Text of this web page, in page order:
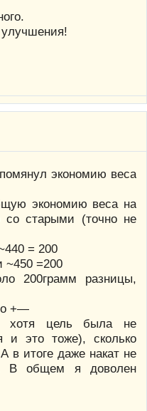
экономию веса
экономию веса на
со старыми (точно не
= 200
~450 =200
200грамм разницы,
+—
хотя цель была не
и это тоже), сколько
в итоге даже накат не
В общем я доволен